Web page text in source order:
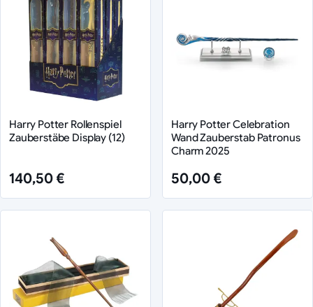
Harry Potter Rollenspiel
Zauberstäbe Display (12)
140,50 €
Harry Potter Celebration
Wand Zauberstab Patronus
Charm 2025
50,00 €